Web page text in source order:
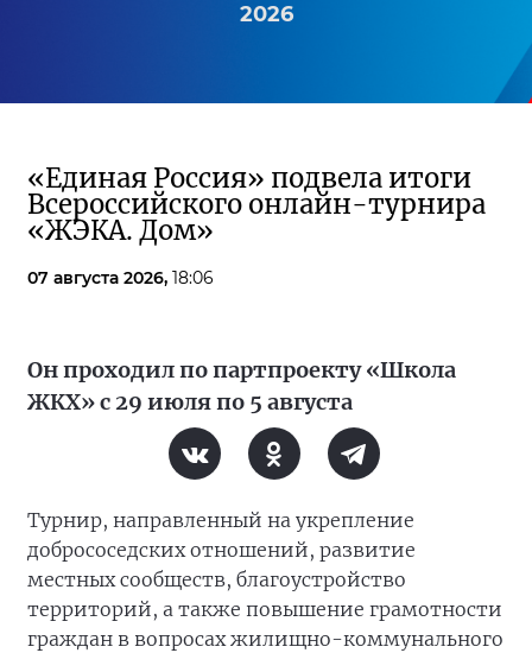
2026
«Единая Россия» подвела итоги
Всероссийского онлайн-турнира
«ЖЭКА. Дом»
07 августа 2026, 18:06
Он проходил по партпроекту «Школа
ЖКХ» с 29 июля по 5 августа
Турнир, направленный на укрепление
добрососедских отношений, развитие
местных сообществ, благоустройство
территорий, а также повышение грамотности
граждан в вопросах жилищно-коммунального